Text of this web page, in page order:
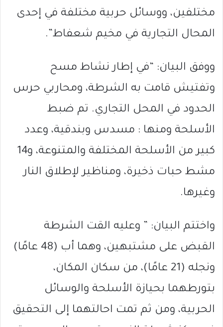
مختلفين، ووسائل حربية مختلفة في إحدى
المحال التجارية في مخيم شعفاط”.
ووفق البيان: “في إطار نشاط مسح
وتفتيش قامت به الشرطة، ومحاربي حرس
الحدود في المحل التجاري. تم ضبط
الأسلحة ومنها : مسدس وبندقية، وعدد
كبير من الأسلحة المختلفة والمتنوعة، و14
مشط حبات ذخيرة، ومناظير لإطلاق النار
وغيرها.
واختتم البيان: ” وعليه القت الشرطة
القبض على مشتبهين، وهما أب (48 عامًا)
ونجله (21 عامًا)، من سكان المكان،
بتورطهما بحيازة الأسلحة والوسائل
الحربية، ومن ثم تمت احالتهما إلى التحقيق